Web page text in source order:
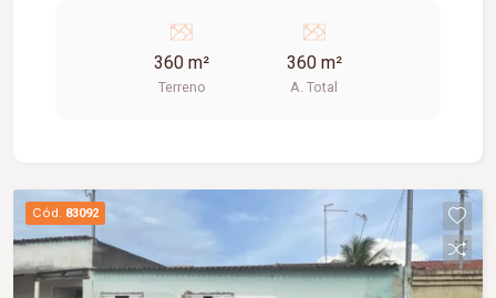
potencial de valorização.
360 m²
Terreno
360 m²
A. Total
Cód. 83092